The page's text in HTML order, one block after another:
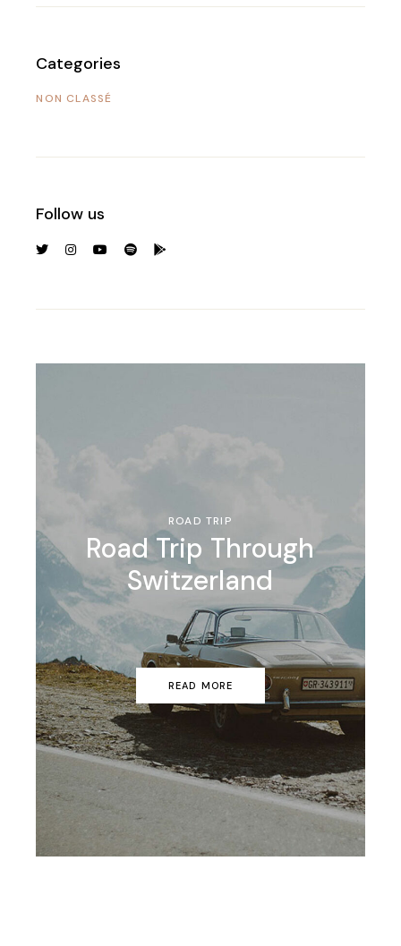
Categories
NON CLASSÉ
Follow us
ROAD TRIP
Road Trip Through
Switzerland
READ MORE